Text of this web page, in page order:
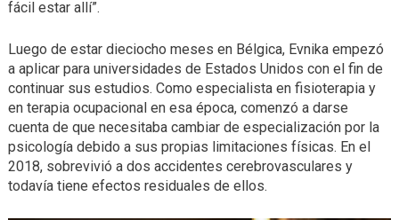
fácil estar allí”.
Luego de estar dieciocho meses en Bélgica, Evnika empezó
a aplicar para universidades de Estados Unidos con el fin de
continuar sus estudios. Como especialista en fisioterapia y
en terapia ocupacional en esa época, comenzó a darse
cuenta de que necesitaba cambiar de especialización por la
psicología debido a sus propias limitaciones físicas. En el
2018, sobrevivió a dos accidentes cerebrovasculares y
todavía tiene efectos residuales de ellos.